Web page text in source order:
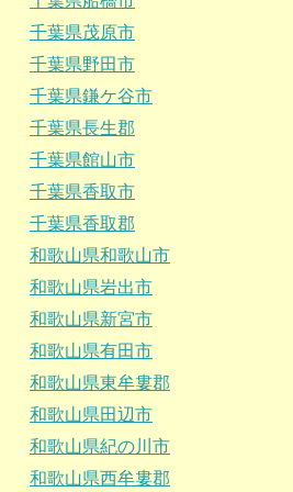
千葉県茂原市
千葉県野田市
千葉県鎌ケ谷市
千葉県長生郡
千葉県館山市
千葉県香取市
千葉県香取郡
和歌山県和歌山市
和歌山県岩出市
和歌山県新宮市
和歌山県有田市
和歌山県東牟婁郡
和歌山県田辺市
和歌山県紀の川市
和歌山県西牟婁郡